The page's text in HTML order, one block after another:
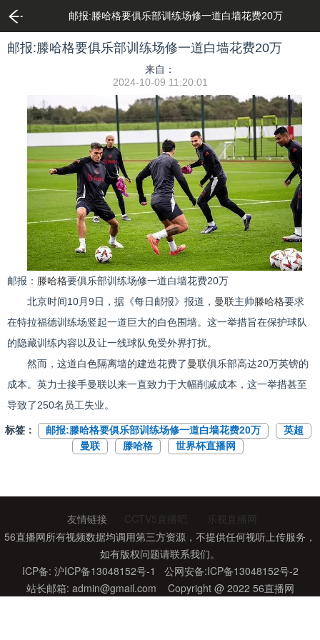
邮报:滕哈格要俱乐部训练场修一道白墙花费20万
邮报:滕哈格要俱乐部训练场修一道白墙花费20万
来自：
2024-10-09 11:20:01
邮报： 滕哈格要俱乐部训练场修一道白墙花费20万
北京时间10月9日，据《每日邮报》报道， 曼联主帅滕哈格要求
在特拉福德训练场竖起一道巨大的白色围墙。这一举措旨在保护球队
的隐藏训练内容以及让一线球队免受外界打扰。
然而，这道白色隔离墙的建造花费了曼联俱乐部高达20万英镑的
成本。英力士接手曼联以来一直致力于大幅削减成本，这一举措甚至
导致了250名员工失业。
标签： 邮报:滕哈格要俱乐部训练场修一道白墙花费20万
英超
曼联
滕哈格 世界杯直播网
友情链接 CCTV5直播吧
乐视直播网
56直播网所有视频数据均调用第三方资源，不提供任何视听上传服务，
如有版权问题请联系我们。
ICP备: 沪ICP备13048152号-1 公网安备:ICP备13048152号-2
站长邮箱: admin@gmail.com Copyright @ 2022 56直播网